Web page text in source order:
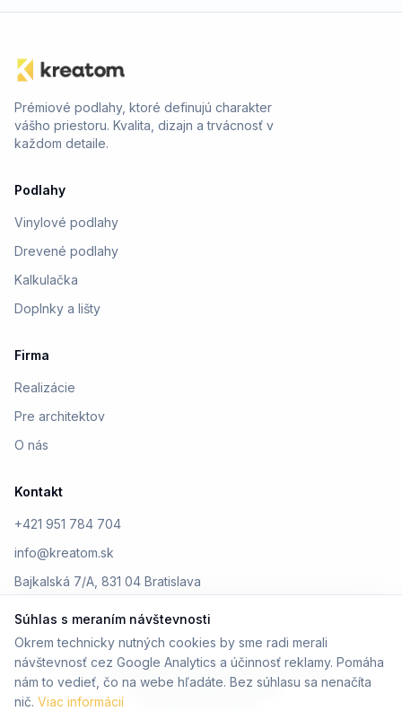
Prémiové podlahy, ktoré definujú charakter
vášho priestoru. Kvalita, dizajn a trvácnosť v
každom detaile.
Podlahy
Vinylové podlahy
Drevené podlahy
Kalkulačka
Doplnky a lišty
Firma
Realizácie
Pre architektov
O nás
Kontakt
+421 951 784 704
info@kreatom.sk
Bajkalská 7/A, 831 04 Bratislava
© 2026 Kreatom. Všetky práva vyhradené.
Ochrana osobných údajov
Súhlas s meraním návštevnosti
Okrem technicky nutných cookies by sme radi merali
návštevnosť cez Google Analytics a účinnosť reklamy. Pomáha
nám to vedieť, čo na webe hľadáte. Bez súhlasu sa nenačíta
nič. Viac informácií